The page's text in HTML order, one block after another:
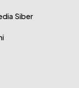
Siber